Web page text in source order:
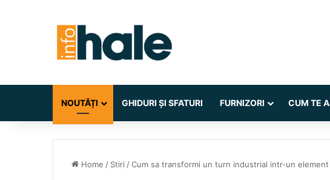
NOUTĂȚI GHIDURI ȘI SFATURI FURNIZORI CUM TE
Home / Stiri /Cum sa transformi un turn industrial intr-un element